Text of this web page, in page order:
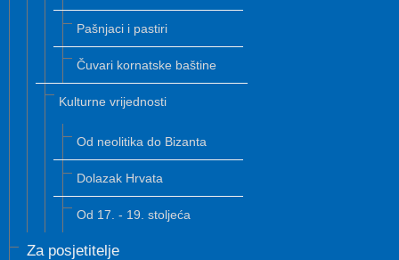
Pašnjaci i pastiri
Čuvari kornatske baštine
Kulturne vrijednosti
Od neolitika do Bizanta
Dolazak Hrvata
Od 17. - 19. stoljeća
Za posjetitelje